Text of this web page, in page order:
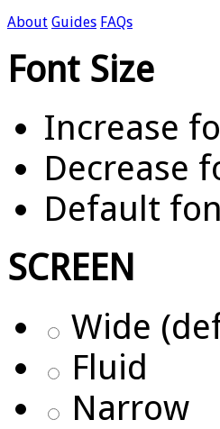
About Guides FAQs
Font Size
Increase
Decrease
Default
SCREEN
Wide
Fluid
Narrow